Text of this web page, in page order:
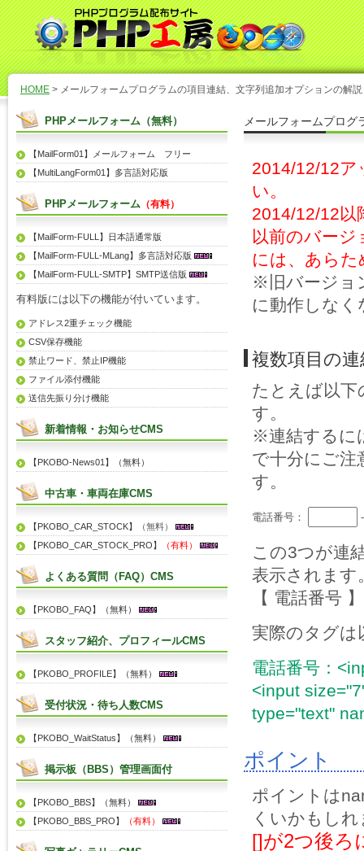
HOME > メールフォームプログラムの項目連結、文字列追加オプションの解説
メールフォームプロ
2014/12/12
い。
2014/12/12
以前のバー
には、あら
※旧バージョ
に動作しなく
複数項目の連
たとえば以下
す。
※連結するに
で十分にご注
す。
電話番号：
この3つが連
表示されます
【 電話番号
実際のタグは
電話番号：
<input
type="text"
ポイント
ポイントは
くいかもし
[]が2つ後ろ
PHPメールフォーム（無料）
【MailForm01】メールフォーム フリー
【MultiLangForm01】多言語対応版
PHPメールフォーム （有料）
【MailForm-FULL】日本語通常版
【MailForm-FULL-MLang】多言語対応版
【MailForm-FULL-SMTP】SMTP送信版
有料版には以下の機能が付いています。
アドレス2重チェック機能
CSV保存機能
禁止ワード、禁止IP機能
ファイル添付機能
送信先振り分け機能
新着情報・お知らせCMS
【PKOBO-News01】（無料）
中古車・車両在庫CMS
【PKOBO_CAR_STOCK】
（無料）
【PKOBO_CAR_STOCK_PRO】
（有料）
よくある質問（FAQ）CMS
【PKOBO_FAQ】（無料）
スタッフ紹介、プロフィールCMS
【PKOBO_PROFILE】（無料）
受付状況・待ち人数CMS
【PKOBO_WaitStatus】（無料）
掲示板（BBS）管理画面付
【PKOBO_BBS】（無料）
【PKOBO_BBS_PRO】
（有料）